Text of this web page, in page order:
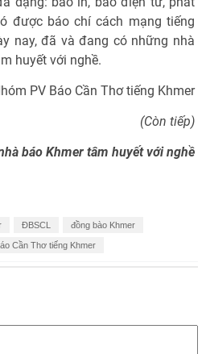
được báo chí cách mạng tiếng
nay, đã và đang có những nhà
huyết với nghề.
PV Báo Cần Thơ tiếng Khmer
(Còn tiếp)
báo Khmer tâm huyết với nghề
ĐBSCL đồng bào Khmer
Cần Thơ tiếng Khmer